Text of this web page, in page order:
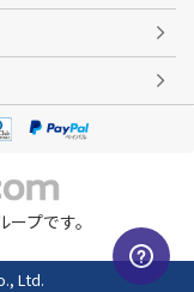
プです。
Ltd.